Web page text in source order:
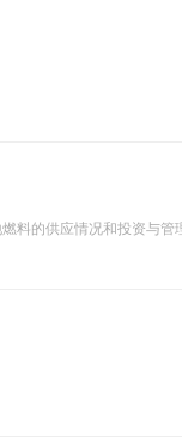
料的供应情况和投资与管